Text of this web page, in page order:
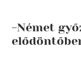
-Német